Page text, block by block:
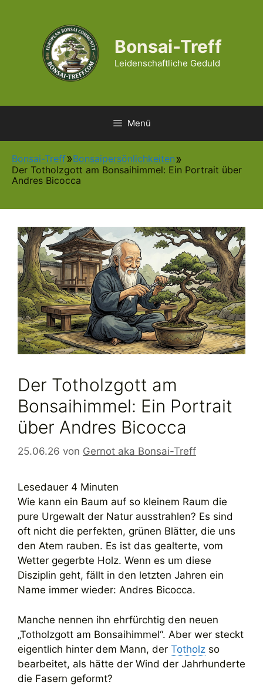
Bonsai-Treff
Leidenschaftliche Geduld
Menü
Bonsai-Treff
Bonsaipersönlichkeiten
Der Totholzgott am Bonsaihimmel: Ein Portrait über
Andres Bicocca
Der Totholzgott am
Bonsaihimmel: Ein Portrait
über Andres Bicocca
25.06.26 von Gernot aka Bonsai-Treff
Lesedauer 4 Minuten
Wie kann ein Baum auf so kleinem Raum die
pure Urgewalt der Natur ausstrahlen? Es sind
oft nicht die perfekten, grünen Blätter, die uns
den Atem rauben. Es ist das gealterte, vom
Wetter gegerbte Holz. Wenn es um diese
Disziplin geht, fällt in den letzten Jahren ein
Name immer wieder: Andres Bicocca.
Manche nennen ihn ehrfürchtig den neuen
„Totholzgott am Bonsaihimmel“. Aber wer steckt
eigentlich hinter dem Mann, der Totholz so
bearbeitet, als hätte der Wind der Jahrhunderte
die Fasern geformt?